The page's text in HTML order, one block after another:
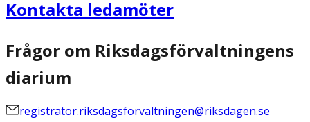
Kontakta ledamöter
Frågor om Riksdagsförvaltningens
diarium
registrator.riksdagsforvaltningen@riksdagen.se